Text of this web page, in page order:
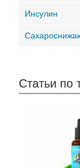
Инсулин
Статьи по